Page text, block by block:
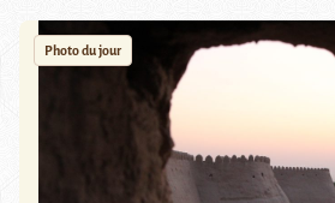
Photo du jour